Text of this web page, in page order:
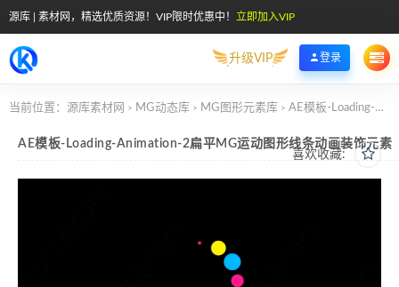
源库 | 素材网，精选优质资源！VIP限时优惠中！ 立即加入VIP
升级VIP 登录
当前位置： 源库素材网 > MG动态库 > MG图形元素库 > AE模板-Loading-Animation-2扁平MG运动图形线条动画装饰元素
喜欢收藏:
AE模板-Loading-Animation-2扁平MG运动图形线条动画装饰元素